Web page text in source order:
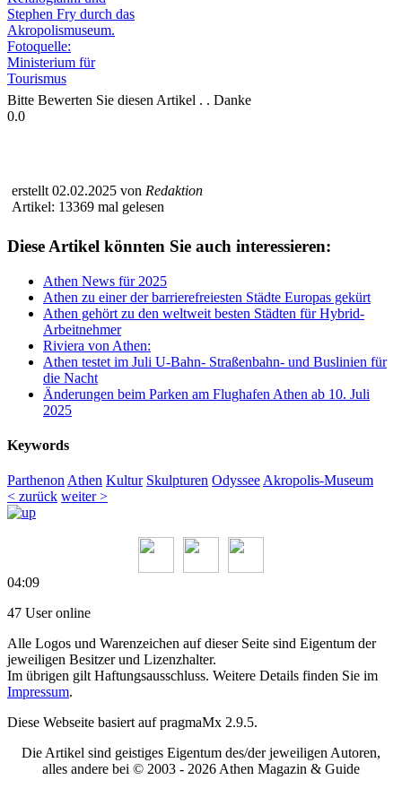
Bitte Bewerten Sie diesen Artikel . . Danke
0.0
erstellt 02.02.2025 von Redaktion
Artikel: 13369 mal gelesen
Diese Artikel könnten Sie auch interessieren:
Athen News für 2025
Athen zu einer der barrierefreiesten Städte Europas gekürt
Athen gehört zu den weltweit besten Städten für Hybrid-
Arbeitnehmer
Riviera von Athen:
Athen testet im Juli U-Bahn- Straßenbahn- und Buslinien für
die Nacht
Änderungen beim Parken am Flughafen Athen ab 10. Juli
2025
Keywords
Parthenon Athen Kultur Skulpturen Odyssee Akropolis-Museum
< zurück weiter >
04:09
47 User online
Alle Logos und Warenzeichen auf dieser Seite sind Eigentum der
jeweiligen Besitzer und Lizenzhalter.
Im übrigen gilt Haftungsausschluss. Weitere Details finden Sie im
Impressum.
Diese Webseite basiert auf pragmaMx 2.9.5.
Die Artikel sind geistiges Eigentum des/der jeweiligen Autoren,
alles andere bei © 2003 - 2026 Athen Magazin & Guide